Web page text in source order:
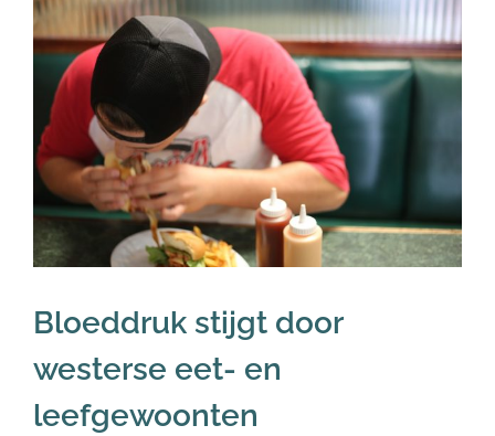
Bloeddruk stijgt door
westerse eet- en
leefgewoonten